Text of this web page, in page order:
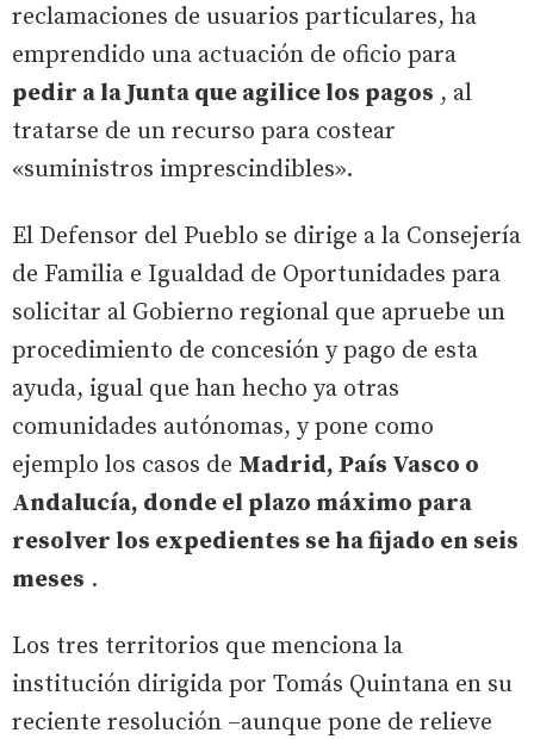
reclamaciones de usuarios particulares, ha
emprendido una actuación de oficio para
pedir a la Junta que agilice los pagos , al
tratarse de un recurso para costear
«suministros imprescindibles».
El Defensor del Pueblo se dirige a la Consejería
de Familia e Igualdad de Oportunidades para
solicitar al Gobierno regional que apruebe un
procedimiento de concesión y pago de esta
ayuda, igual que han hecho ya otras
comunidades autónomas, y pone como
ejemplo los casos de Madrid, País Vasco o
Andalucía, donde el plazo máximo para
resolver los expedientes se ha fijado en seis
meses .
Los tres territorios que menciona la
institución dirigida por Tomás Quintana en su
reciente resolución –aunque pone de relieve